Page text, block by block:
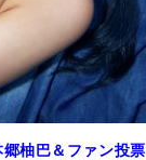
柚巴＆ファン投票